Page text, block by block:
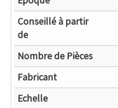
Conseillé à partir
de
Nombre de Pièces
Fabricant
Echelle